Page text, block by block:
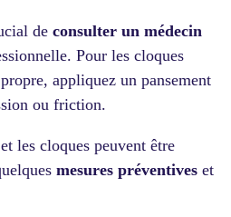
de consulter un médecin
Pour les cloques
appliquez un pansement
ou friction.
les cloques peuvent être
mesures préventives et